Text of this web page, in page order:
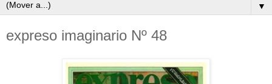
▼
expreso imaginario Nº 48